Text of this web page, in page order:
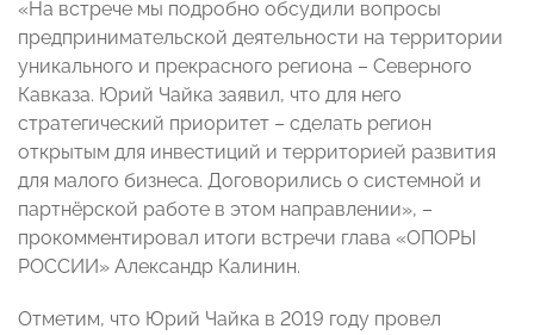
«На встрече мы подробно обсудили вопросы
предпринимательской деятельности на территории
уникального и прекрасного региона – Северного
Кавказа. Юрий Чайка заявил, что для него
стратегический приоритет – сделать регион
открытым для инвестиций и территорией развития
для малого бизнеса. Договорились о системной и
партнёрской работе в этом направлении», –
прокомментировал итоги встречи глава «ОПОРЫ
РОССИИ» Александр Калинин.
Отметим, что Юрий Чайка в 2019 году провел